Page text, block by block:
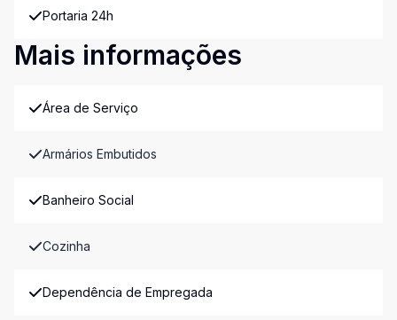
Portaria 24h
Mais informações
Área de Serviço
Armários Embutidos
Banheiro Social
Cozinha
Dependência de Empregada